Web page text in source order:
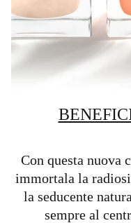
Con questa nuova
immortala la
la seducente
sempre al